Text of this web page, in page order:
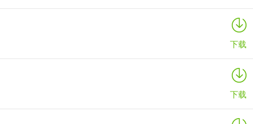
输出提供了良好的输出环境。猎人还可以强化宠物，利用【御兽
下载
下载